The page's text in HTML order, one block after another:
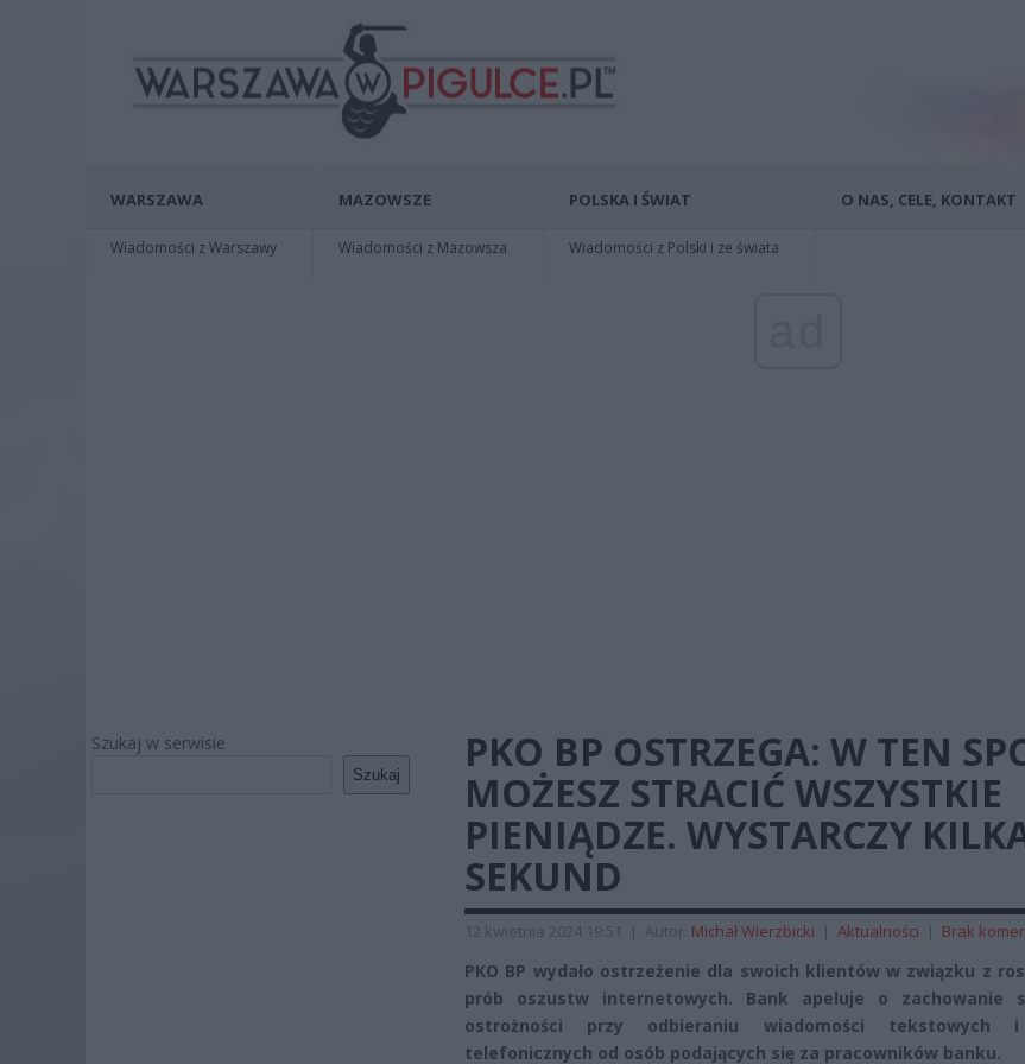
WARSZAWA
Wiadomości z Warszawy
MAZOWSZE
Wiadomości z Mazowsza
POLSKA I ŚWIAT
Wiadomości z Polski i ze świata
O NAS, CELE, KONTAKT
Szukaj w serwisie
Szukaj
PKO BP OSTRZEGA: W TEN
MOŻESZ STRACIĆ WSZYSTKIE
PIENIĄDZE. WYSTARCZY
SEKUND
12 kwietnia 2024 19:51 | Autor: Michał Wierzbicki | Aktualności | Brak
PKO BP wydało ostrzeżenie dla swoich klientów w związku z
prób oszustw internetowych. Bank apeluje o zachowanie
ostrożności przy odbieraniu wiadomości tekstowych i
telefonicznych od osób podających się za pracowników banku.